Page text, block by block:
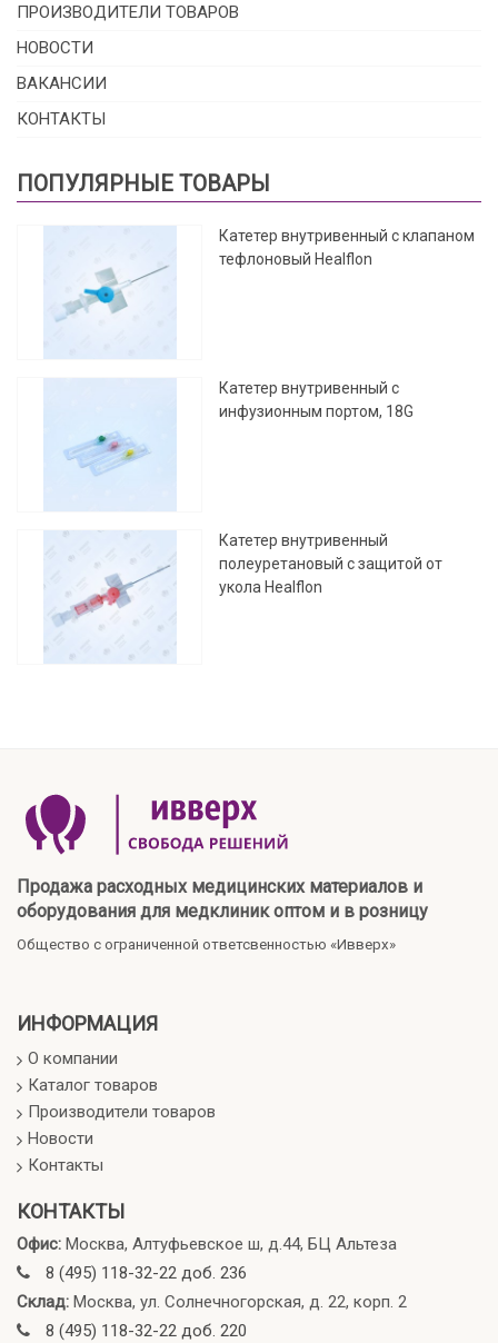
ПРОИЗВОДИТЕЛИ ТОВАРОВ
НОВОСТИ
ВАКАНСИИ
КОНТАКТЫ
ПОПУЛЯРНЫЕ ТОВАРЫ
Катетер внутривенный с клапаном
тефлоновый Healflon
Катетер внутривенный с
инфузионным портом, 18G
Катетер внутривенный
полеуретановый с защитой от
укола Healflon
Продажа расходных медицинских материалов и
оборудования для медклиник оптом и в розницу
Общество с ограниченной ответсвенностью «Ивверх»
ИНФОРМАЦИЯ
О компании
Каталог товаров
Производители товаров
Новости
Контакты
КОНТАКТЫ
Офис: Москва, Алтуфьевское ш, д.44, БЦ Альтеза
8 (495) 118-32-22 доб. 236
Склад: Москва, ул. Солнечногорская, д. 22, корп. 2
8 (495) 118-32-22 доб. 220